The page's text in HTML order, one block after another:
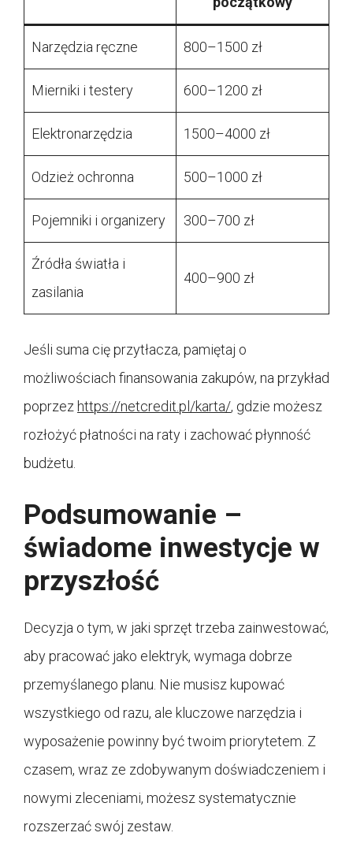
Narzędzia ręczne 800–1500 zł
Mierniki i testery 600–1200 zł
Elektronarzędzia 1500–4000 zł
Odzież ochronna 500–1000 zł
Pojemniki i organizery 300–700 zł
Źródła światła i
zasilania
400–900 zł
Jeśli suma cię przytłacza, pamiętaj o
możliwościach finansowania zakupów, na przykład
poprzez https://netcredit.pl/karta/, gdzie możesz
rozłożyć płatności na raty i zachować płynność
budżetu.
Podsumowanie –
świadome inwestycje w
przyszłość
Decyzja o tym, w jaki sprzęt trzeba zainwestować,
aby pracować jako elektryk, wymaga dobrze
przemyślanego planu. Nie musisz kupować
wszystkiego od razu, ale kluczowe narzędzia i
wyposażenie powinny być twoim priorytetem. Z
czasem, wraz ze zdobywanym doświadczeniem i
nowymi zleceniami, możesz systematycznie
rozszerzać swój zestaw.